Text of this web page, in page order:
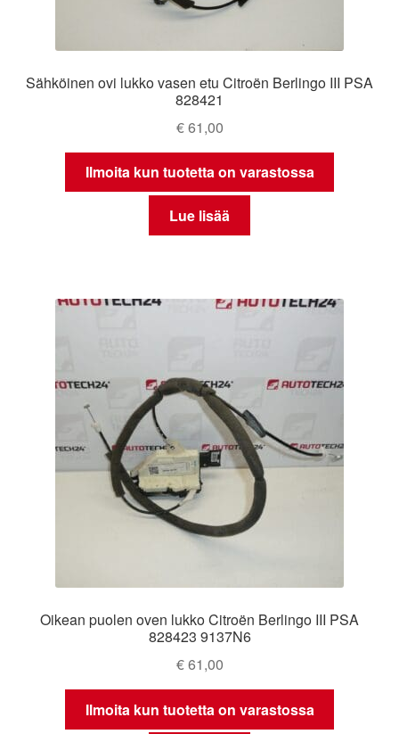
Sähköinen ovi lukko vasen etu Citroën Berlingo III PSA
828421
€61,00
Ilmoita kun tuotetta on varastossa
Lue lisää
Oikean puolen oven lukko Citroën Berlingo III PSA
828423 9137N6
€61,00
Ilmoita kun tuotetta on varastossa